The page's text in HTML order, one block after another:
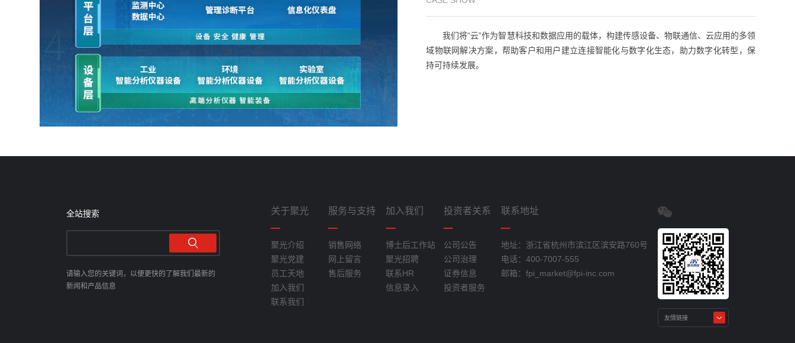
我们将“云”作为智慧科技和数据应用的载体，构建传感设备、物联通信、云应用的多领
域物联网解决方案，帮助客户和用户建立连接智能化与数字化生态，助力数字化转型，保
持可持续发展。
全站搜索
请输入您的关键词，以便更快的了解我们最新的
新闻和产品信息
关于聚光
聚光介绍
聚光党建
员工天地
加入我们
联系我们
服务与支持
销售网络
网上留言
售后服务
加入我们
博士后工作站
聚光招聘
联系HR
信息录入
投资者关系
公司公告
公司治理
证券信息
投资者服务
联系地址
地址：浙江省杭州市滨江区滨安路760号
电话：400-7007-555
邮箱：fpi_market@fpi-inc.com